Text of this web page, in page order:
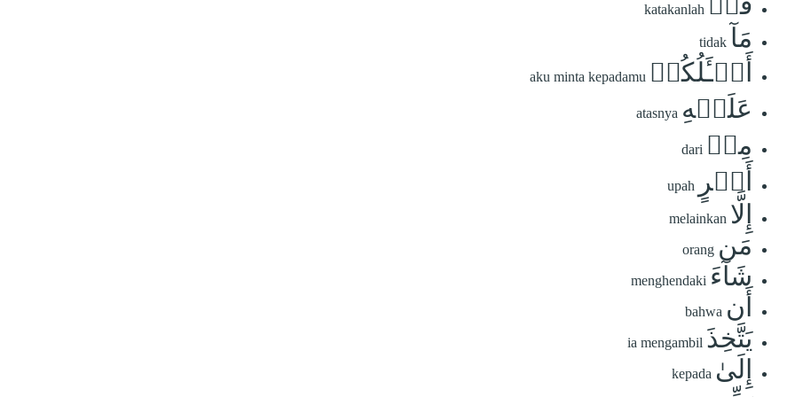
katakanlah
مَآ tidak
أَسۡـَٔلُكُمۡ aku minta kepadamu
عَلَيۡهِ atasnya
مِنۡ dari
أَجۡرٍ upah
إِلَّا melainkan
مَن orang
شَآءَ menghendaki
أَن bahwa
يَتَّخِذَ ia mengambil
إِلَىٰ kepada